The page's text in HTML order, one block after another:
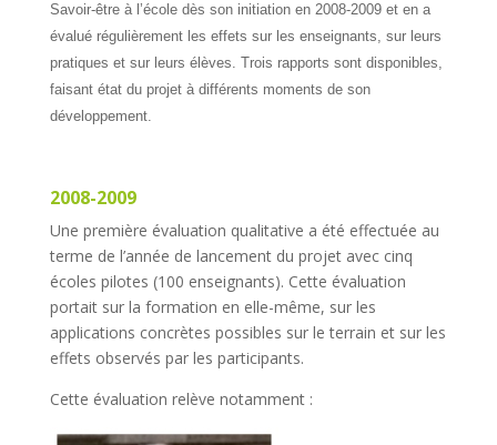
Savoir-être à l’école dès son initiation en 2008-2009 et en a
évalué régulièrement les effets sur les enseignants, sur leurs
pratiques et sur leurs élèves. Trois rapports sont disponibles,
faisant état du projet à différents moments de son
développement.
2008-2009
Une première évaluation qualitative a été effectuée au
terme de l’année de lancement du projet avec cinq
écoles pilotes (100 enseignants). Cette évaluation
portait sur la formation en elle-même, sur les
applications concrètes possibles sur le terrain et sur les
effets observés par les participants.
Cette évaluation relève notamment :